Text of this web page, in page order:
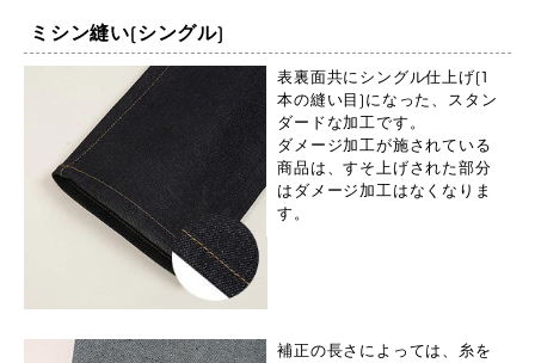
ミシン縫い(シングル)
表裏面共にシングル仕上げ(1
本の縫い目)になった、スタン
ダードな加工です。
ダメージ加工が施されている
商品は、すそ上げされた部分
はダメージ加工はなくなりま
す。
補正の長さによっては、糸を